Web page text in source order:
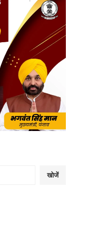
खोजें